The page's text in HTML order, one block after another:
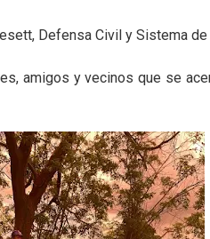
Defensa Civil y Sistema
amigos y vecinos que se